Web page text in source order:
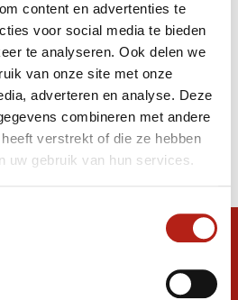
content en advertenties te
voor social media te bieden
te analyseren. Ook delen we
van onze site met onze
adverteren en analyse. Deze
combineren met andere
verstrekt of die ze hebben
uw gebruik van hun services.
Producten getagd met
Amateur Boxing Short
we helpen je